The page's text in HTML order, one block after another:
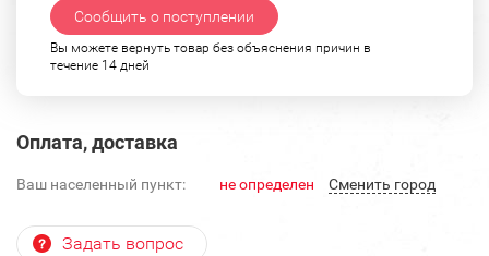
Сообщить о поступлении
Вы можете вернуть товар без объяснения причин в
течение 14 дней
Оплата, доставка
Ваш населенный пункт: не определен Cменить город
Задать вопрос